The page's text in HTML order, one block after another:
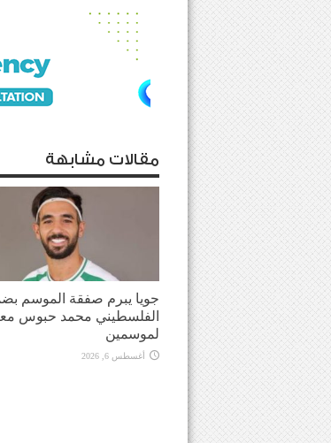
مقالات مشابهة
جويا يبرم صفقة الموسم
الفلسطيني محمد حبوس
لموسمين
أغسطس 6, 2026